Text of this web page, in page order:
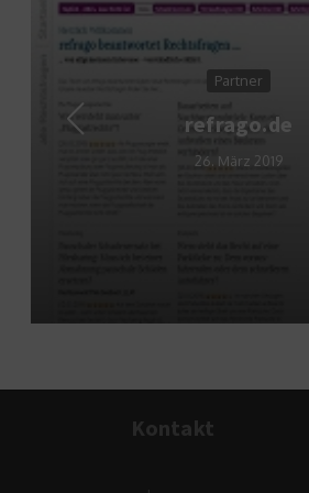
Partner
refrago.de
26. März 2019
Kontakt